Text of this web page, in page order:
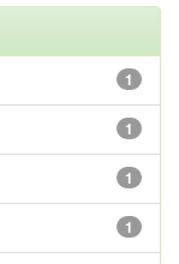
1
1
1
1